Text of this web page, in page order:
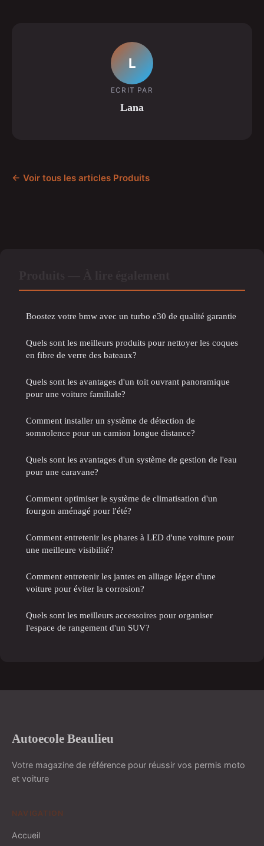
L
ECRIT PAR
Lana
← Voir tous les articles Produits
Boostez votre bmw avec un turbo e30 de qualité garantie
Quels sont les meilleurs produits pour nettoyer les coques
en fibre de verre des bateaux?
Quels sont les avantages d'un toit ouvrant panoramique
pour une voiture familiale?
Comment installer un système de détection de
somnolence pour un camion longue distance?
Quels sont les avantages d'un système de gestion de l'eau
pour une caravane?
Comment optimiser le système de climatisation d'un
fourgon aménagé pour l'été?
Comment entretenir les phares à LED d'une voiture pour
une meilleure visibilité?
Comment entretenir les jantes en alliage léger d'une
voiture pour éviter la corrosion?
Quels sont les meilleurs accessoires pour organiser
l'espace de rangement d'un SUV?
Autoecole Beaulieu
Votre magazine de référence pour réussir vos permis moto
et voiture
NAVIGATION
Accueil